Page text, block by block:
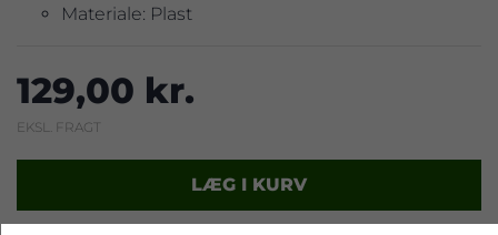
Materiale: Plast
129,00 kr.
EKSL. FRAGT
LÆG I KURV